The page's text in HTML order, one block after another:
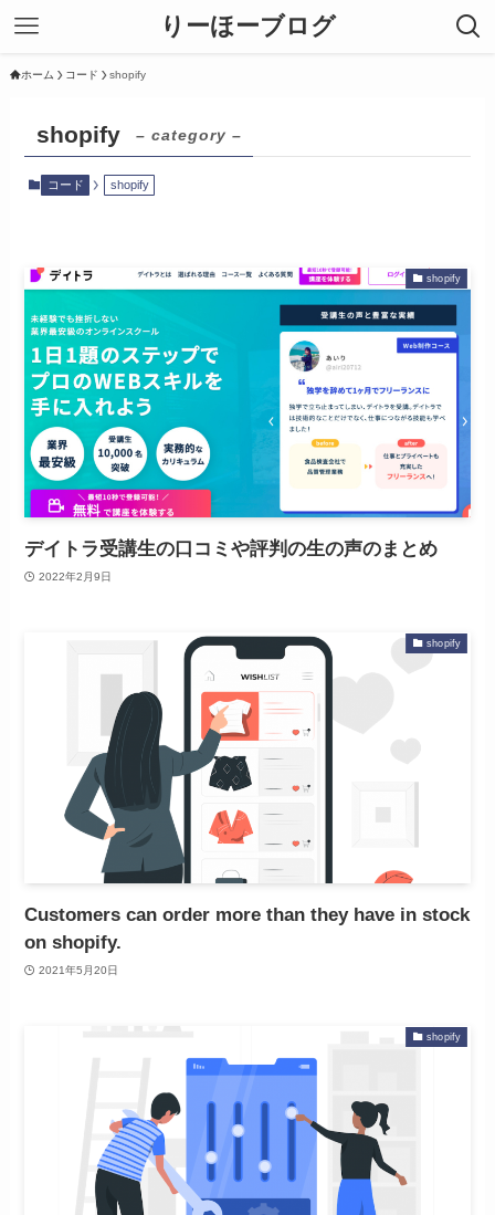
りーほーブログ
ホーム コード shopify
shopify – category –
コード shopify
shopify
デイトラ受講生の口コミや評判の生の声のまとめ
2022年2月9日
shopify
Customers can order more than they have in stock
on shopify.
2021年5月20日
shopify